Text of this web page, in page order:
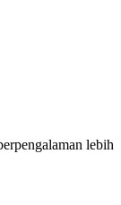
lebih